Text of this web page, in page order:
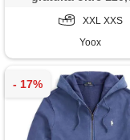
XXL XXS
Yoox